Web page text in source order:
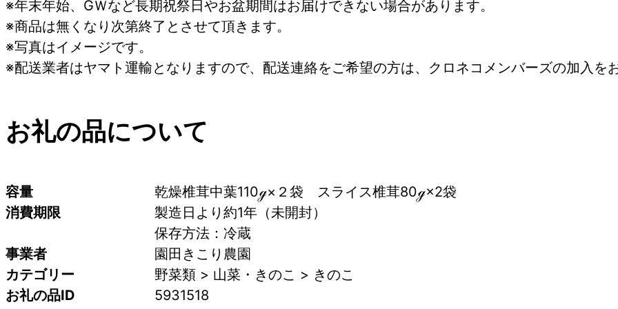
※年末年始、GＷなど長期祝祭日やお盆期間はお届けできない場合があります。
※商品は無くなり次第終了とさせて頂きます。
※写真はイメージです。
※配送業者はヤマト運輸となりますので、配送連絡をご希望の方は、クロネコメンバーズの加入を
お礼の品について
容量
乾燥椎茸中葉110ℊ×２袋　スライス椎茸80ℊ×2袋
消費期限
製造日より約1年（未開封）
保存方法：冷蔵
事業者
園田きこり農園
カテゴリー
野菜類 > 山菜・きのこ > きのこ
お礼の品ID
5931518